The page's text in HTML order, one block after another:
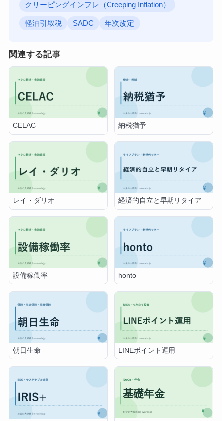
クリーピングインフレ（Creeping Inflation）
軽油引取税 SADC 年次改定
関連する記事
CELAC 納税猶予
レイ・ダリオ 経済的自立と早期リタイア
設備稼働率 honto
朝日生命 LINEポイント運用